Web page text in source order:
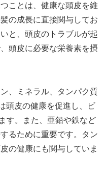
ことは、健康な頭皮を維
の成長に直接関与してお
と、頭皮のトラブルが起
頭皮に必要な栄養素を摂
、ミネラル、タンパク質
頭皮の健康を促進し、ビ
す。また、亜鉛や鉄など
るために重要です。タン
の健康にも関与していま